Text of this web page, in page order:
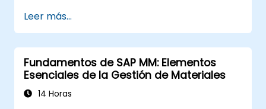
Leer más...
Fundamentos de SAP MM: Elementos
Esenciales de la Gestión de Materiales
14 Horas